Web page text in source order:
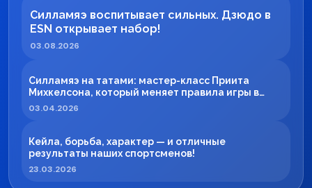
Силламяэ воспитывает сильных. Дзюдо в
ESN открывает набор!
03.08.2026
Силламяэ на татами: мастер-класс Приита
Михкелсона, который меняет правила игры в
регионе
03.04.2026
Кейла, борьба, характер — и отличные
результаты наших спортсменов!
23.03.2026